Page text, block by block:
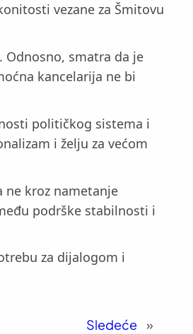
vezane za Šmitovu
smatra da je
kancelarija ne bi
političkog sistema i
i želju za većom
ne kroz nametanje
podrške stabilnosti i
za dijalogom i
Sledeće »